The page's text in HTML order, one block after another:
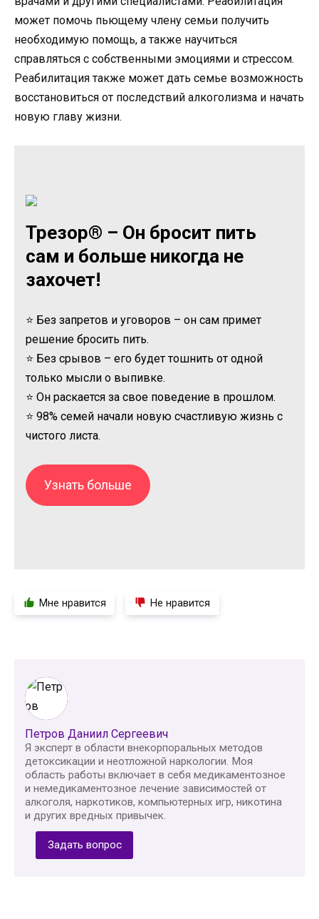
может помочь пьющему члену семьи получить
необходимую помощь, а также научиться
справляться с собственными эмоциями и стрессом.
Реабилитация также может дать семье возможность
восстановиться от последствий алкоголизма и начать
новую главу жизни.
Трезор® – Он бросит пить
сам и больше никогда не
захочет!
⭐ Без запретов и уговоров – он сам примет
решение бросить пить.
⭐ Без срывов – его будет тошнить от одной
только мысли о выпивке.
⭐ Он раскается за свое поведение в прошлом.
⭐ 98% семей начали новую счастливую жизнь с
чистого листа.
Узнать больше
Мне нравится Не нравится
Петров Даниил Сергеевич
Я эксперт в области внекорпоральных методов
детоксикации и неотложной наркологии. Моя
область работы включает в себя медикаментозное
и немедикаментозное лечение зависимостей от
алкоголя, наркотиков, компьютерных игр, никотина
и других вредных привычек.
Задать вопрос